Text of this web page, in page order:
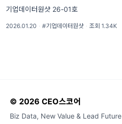
기업데이터원샷 26-01호
2026.01.20 · #기업데이터원샷 · 조회 1.34K
© 2026 CEO스코어
Biz Data, New Value & Lead Future